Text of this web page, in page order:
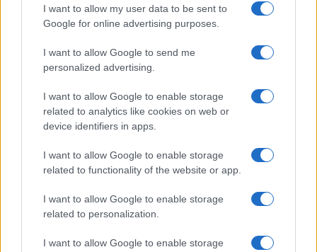
I want to allow my user data to be sent to
Google for online advertising purposes.
I want to allow Google to send me
personalized advertising.
I want to allow Google to enable storage
related to analytics like cookies on web or
device identifiers in apps.
I want to allow Google to enable storage
related to functionality of the website or app.
I want to allow Google to enable storage
related to personalization.
I want to allow Google to enable storage
28/03/2022 - 13:26
Κατάθλιψη σε ενήλικες 40-60
επιβάρυνση λόγω κορονοϊού
02/01/2022 - 13:07
Αυξήθηκαν κατάθλιψη και άγχος
πρόεδρος Ελληνικής Ψυχιατρικής
Εταιρείας